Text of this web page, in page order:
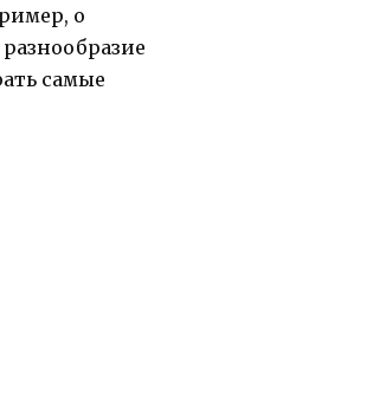
о
самые